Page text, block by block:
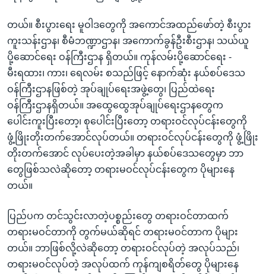
တယ်။ စီးပွားရေး မူဝါဒတွေကို အကောင်အထည်ဖော်တဲ့ စီးပွား
ကူးသန်းဌာန၊ စီမံဘဏ္ဍာဌာန၊ အကောက်ခွန်ဦးစီးဌာန၊ သယ်ယူ
ပို့ဆောင်ရေး ဝန်ကြီးဌာန ရှိတယ်။ ကုန်လမ်းပို့ဆောင်ရေး -
မီးရထား၊ ကား၊ ရေလမ်း စသည်ဖြင့် နောက်ဆုံး နယ်စပ်ဒေသ
ဝန်ကြီးဌာနဖြစ်တဲ့ အုပ်ချုပ်ရေးအဖွဲ့တွေ၊ ပြည်ထဲရေး
ဝန်ကြီးဌာနရှိတယ်။ အထွေထွေအုပ်ချုပ်ရေးဌာနတွေက
ပေါင်းကူးပြီးတော့၊ စုပေါင်းပြီးတော့ တရားဝင်လုပ်ငန်းတွေကို
ဖွံ့ဖြိုးတိုးတက်အောင်လုပ်တယ်။ တရားဝင်လုပ်ငန်းတွေကို ဖွံ့ဖြိုး
တိုးတက်အောင် လုပ်ပေးတဲ့အခါမှာ နယ်စပ်ဒေသတွေမှာ ဘာ
တွေဖြစ်သလဲဆိုတော့ တရားမဝင်လုပ်ငန်းတွေက ပိုများနေ
တယ်။
ပြည်ပက တင်သွင်းလာတဲ့ပစ္စည်းတွေ တရားဝင်တာထက်
တရားမဝင်တာကို တွက်မယ်ဆိုရင် တရားမဝင်တာက ပိုများ
တယ်။ ဘာဖြစ်လို့လဲဆိုတော့ တရားဝင်လုပ်တဲ့ အလုပ်သည်၊
တရားမဝင်လုပ်တဲ့ အလုပ်ထက် ကုန်ကျစရိတ်တွေ ပိုများနေ